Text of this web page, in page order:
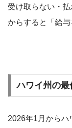
受け取らない・
からすると「給与
ハワイ州の
2026年1月からハ